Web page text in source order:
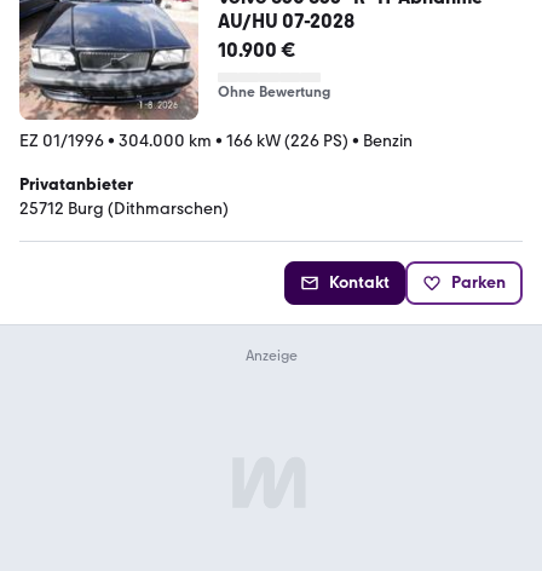
AU/HU 07-2028
10.900 €
Ohne Bewertung
EZ 01/1996• 304.000 km • 166 kW (226 PS) • Benzin
Privatanbieter
25712 Burg (Dithmarschen)
Kontakt Parken